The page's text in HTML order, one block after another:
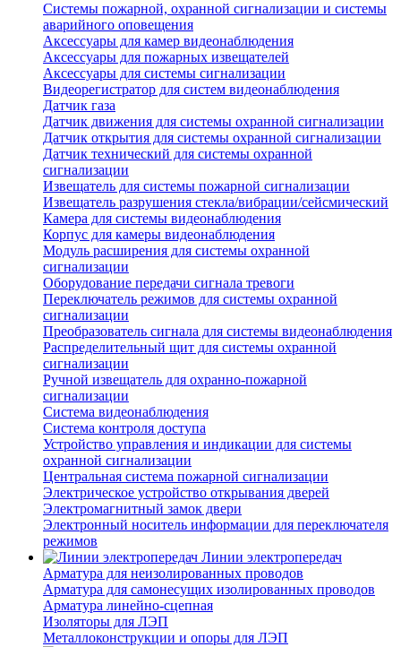
Системы пожарной, охранной сигнализации и системы
аварийного оповещения
Аксессуары для камер видеонаблюдения
Аксессуары для пожарных извещателей
Аксессуары для системы сигнализации
Видеорегистратор для систем видеонаблюдения
Датчик газа
Датчик движения для системы охранной сигнализации
Датчик открытия для системы охранной сигнализации
Датчик технический для системы охранной
сигнализации
Извещатель для системы пожарной сигнализации
Извещатель разрушения стекла/вибрации/сейсмический
Камера для системы видеонаблюдения
Корпус для камеры видеонаблюдения
Модуль расширения для системы охранной
сигнализации
Оборудование передачи сигнала тревоги
Переключатель режимов для системы охранной
сигнализации
Преобразователь сигнала для системы видеонаблюдения
Распределительный щит для системы охранной
сигнализации
Ручной извещатель для охранно-пожарной
сигнализации
Система видеонаблюдения
Система контроля доступа
Устройство управления и индикации для системы
охранной сигнализации
Центральная система пожарной сигнализации
Электрическое устройство открывания дверей
Электромагнитный замок двери
Электронный носитель информации для переключателя
режимов
Линии электропередач
Арматура для неизолированных проводов
Арматура для самонесущих изолированных проводов
Арматура линейно-сцепная
Изоляторы для ЛЭП
Металлоконструкции и опоры для ЛЭП